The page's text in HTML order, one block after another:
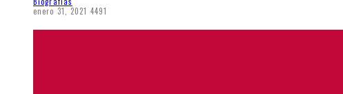
enero 31, 2021 4491